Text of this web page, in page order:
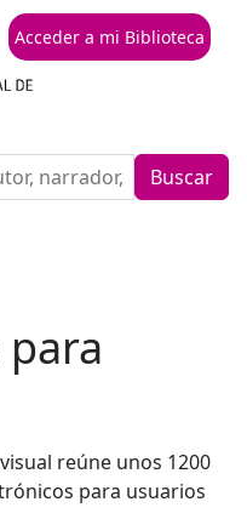
Acceder a mi Biblioteca
Buscar
reúne unos 1200
para usuarios